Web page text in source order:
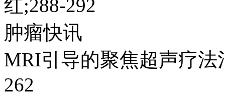
红;288-292
肿瘤快讯
MRI引导的聚焦超声疗
262